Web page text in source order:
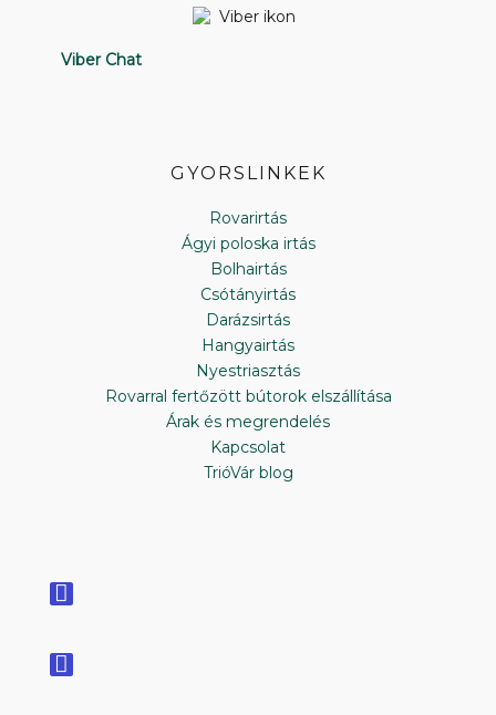
Viber Chat
GYORSLINKEK
Rovarirtás
Ágyi poloska irtás
Bolhairtás
Csótányirtás
Darázsirtás
Hangyairtás
Nyestriasztás
Rovarral fertőzött bútorok elszállítása
Árak és megrendelés
Kapcsolat
TrióVár blog